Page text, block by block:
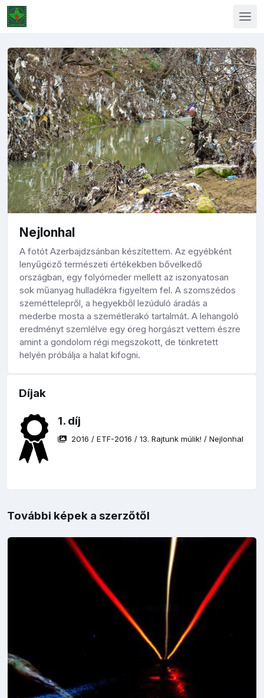
Nejlonhal
A fotót Azerbajdzsánban készítettem. Az egyébként
lenyűgöző természeti értékekben bővelkedő
országban, egy folyómeder mellett az iszonyatosan
sok műanyag hulladékra figyeltem fel. A szomszédos
szeméttelepről, a hegyekből lezúduló áradás a
mederbe mosta a szemétlerakó tartalmát. A lehangoló
eredményt szemlélve egy öreg horgászt vettem észre
amint a gondolom régi megszokott, de tönkretett
helyén próbálja a halat kifogni.
Díjak
1. díj
2016 /ETF-2016 /13. Rajtunk múlik! /Nejlonhal
További képek a szerzőtől